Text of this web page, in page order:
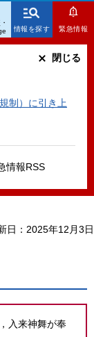
情報を探す 緊急情報
制）に引き上
情報RSS
閉じる
日：2025年12月3日
入来神舞が奉